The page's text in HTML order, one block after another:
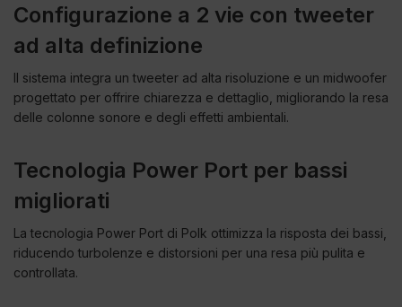
Configurazione a 2 vie con tweeter
ad alta definizione
Il sistema integra un tweeter ad alta risoluzione e un midwoofer
progettato per offrire chiarezza e dettaglio, migliorando la resa
delle colonne sonore e degli effetti ambientali.
Tecnologia Power Port per bassi
migliorati
La tecnologia Power Port di Polk ottimizza la risposta dei bassi,
riducendo turbolenze e distorsioni per una resa più pulita e
controllata.